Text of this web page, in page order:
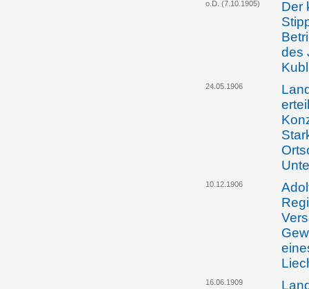
o.D. (7.10.1905)
Der
des
24.05.1906
10.12.1906
16.06.1909